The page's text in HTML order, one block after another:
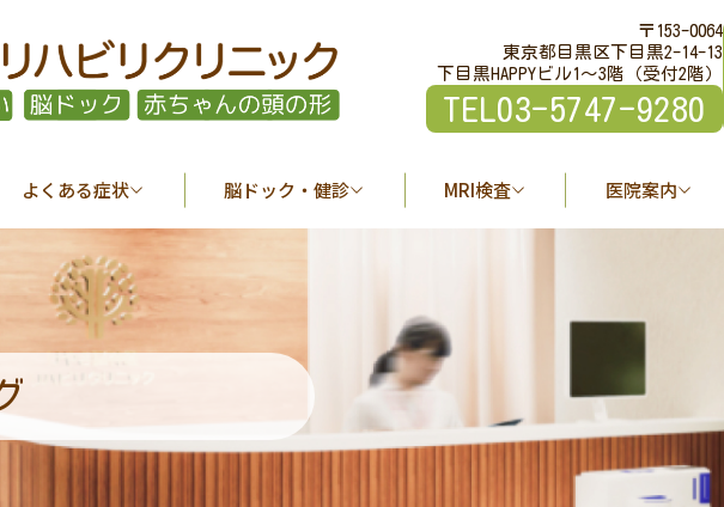
〒153-0064
東京都目黒区下目黒2-14-13
下目黒HAPPYビル1～3階（受付2階）
TEL03-5747-9280
よくある症状 脳ドック・健診 MRI検査 医院案内